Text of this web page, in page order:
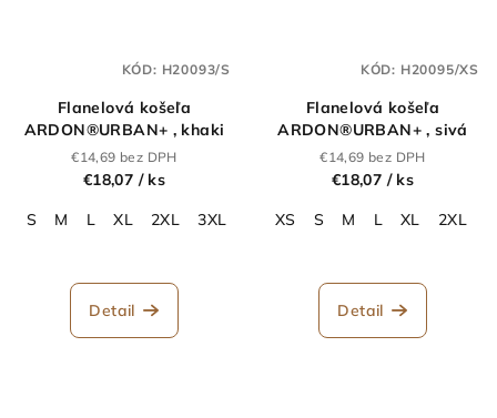
Flanelová košeľa
ARDON®URBAN+ , khaki
€14,69 bez DPH
€18,07 / ks
S
M L XL 2XL 3XL
Detail
KÓD: H20093/S
Flanelová košeľa
ARDON®URBAN+ , sivá
€14,69 bez DPH
€18,07 / ks
XS
S M L XL 2XL
Detail
KÓD: H20095/XS